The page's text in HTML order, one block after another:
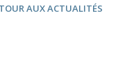
AUX ACTUALITÉS